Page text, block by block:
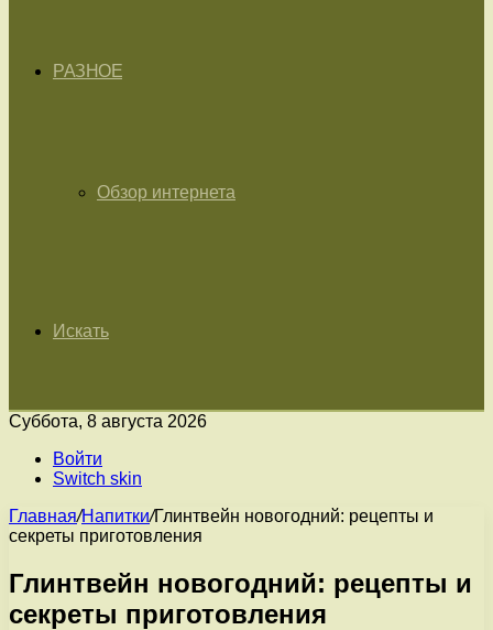
РАЗНОЕ
Обзор интернета
Искать
Суббота, 8 августа 2026
Войти
Switch skin
Главная/Напитки/Глинтвейн новогодний: рецепты и
секреты приготовления
Глинтвейн новогодний: рецепты и
секреты приготовления